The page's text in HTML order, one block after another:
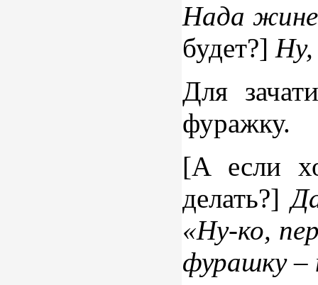
Нада
будет?] Ну,
Для
фуражку.
[А если
делать?]
«Ну-ко,
фурашку –